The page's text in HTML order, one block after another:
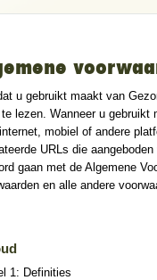
u gebruikt maakt van
lezen. Wanneer u
mobiel of andere
URLs die
gaan met de Algemene
en alle andere
1: Definities